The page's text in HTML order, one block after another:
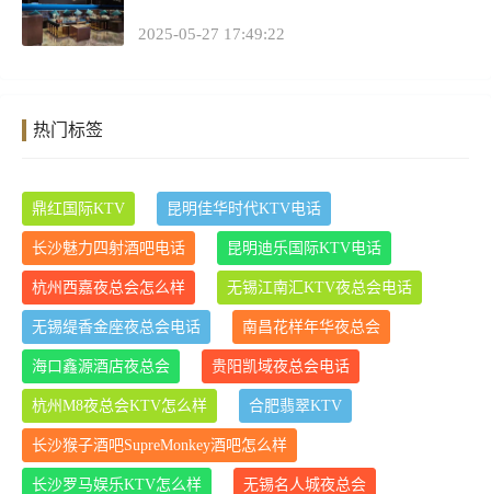
2025-05-27 17:49:22
热门标签
鼎红国际KTV 昆明佳华时代KTV电话
长沙魅力四射酒吧电话 昆明迪乐国际KTV电话
杭州西嘉夜总会怎么样 无锡江南汇KTV夜总会电话
无锡缇香金座夜总会电话 南昌花样年华夜总会
海口鑫源酒店夜总会 贵阳凯域夜总会电话
杭州M8夜总会KTV怎么样 合肥翡翠KTV
长沙猴子酒吧SupreMonkey酒吧怎么样
长沙罗马娱乐KTV怎么样 无锡名人城夜总会